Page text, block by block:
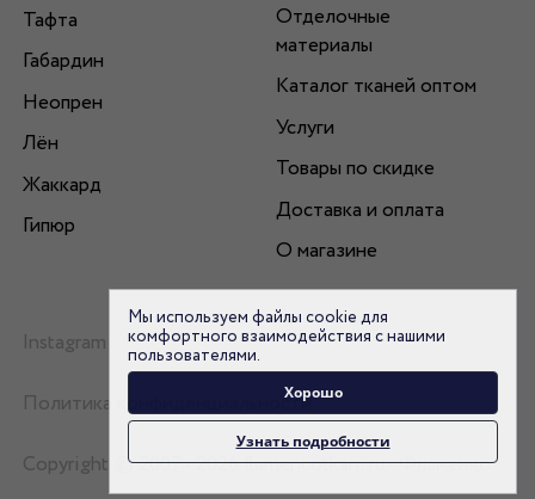
Тафта
Габардин
Неопрен
Лён
Жаккард
Гипюр
Отделочные
материалы
Каталог тканей оптом
Услуги
Товары по скидке
Доставка и оплата
О магазине
Instagram
Политика конфиденциальности
Copyright © 2007 - 2026 flamencotkani.ru - Фламенко
Мы используем файлы cookie для
комфортного взаимодействия с нашими
пользователями.
Хорошо
Узнать подробности